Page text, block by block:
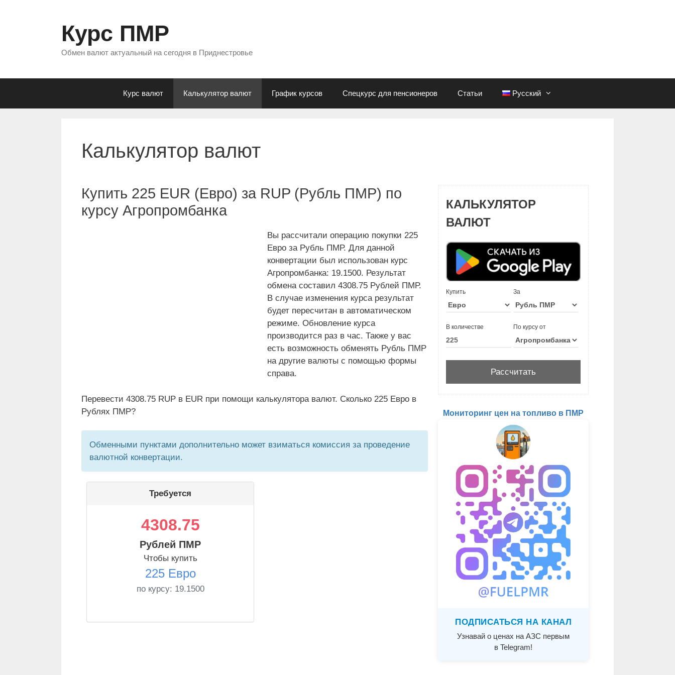
Курс ПМР
Обмен валют актуальный на сегодня в Приднестровье
Курс валют Калькулятор валют График курсов Спецкурс для пенсионеров Статьи Русский
Калькулятор валют
Купить 225 EUR (Евро) за RUP (Рубль ПМР) по
курсу Агропромбанка
Вы рассчитали операцию покупки 225
Евро за Рубль ПМР. Для данной
конвертации был использован курс
Агропромбанка: 19.1500. Результат
обмена составил 4308.75 Рублей ПМР.
В случае изменения курса результат
будет пересчитан в автоматическом
режиме. Обновление курса
производится раз в час. Также у вас
есть возможность обменять Рубль ПМР
на другие валюты с помощью формы
справа.
Перевести 4308.75 RUP в EUR при помощи калькулятора валют. Сколько 225 Евро в
Рублях ПМР?
Обменными пунктами дополнительно может взиматься комиссия за проведение
валютной конвертации.
Требуется
4308.75
Рублей ПМР
Чтобы купить
225 Евро
по курсу: 19.1500
КАЛЬКУЛЯТОР
ВАЛЮТ
Купить За
В количестве По курсу от
Мониторинг цен на топливо в ПМР
ПОДПИСАТЬСЯ НА КАНАЛ
Узнавай о ценах на АЗС первым
в Telegram!